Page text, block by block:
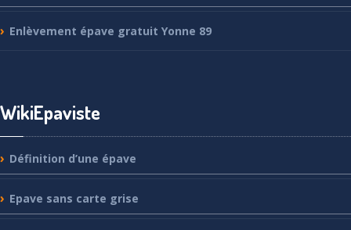
Enlèvement épave gratuit Yonne 89
WikiEpaviste
Définition d’une épave
Epave sans carte grise